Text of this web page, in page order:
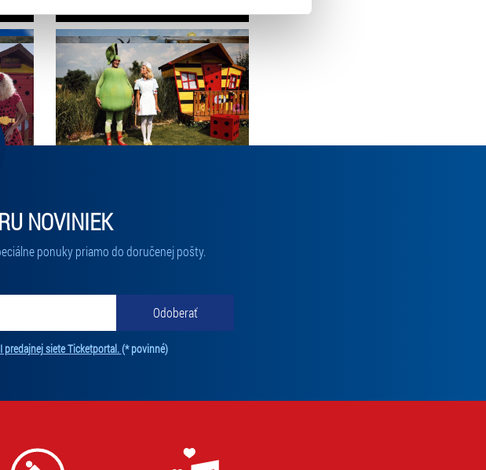
zaškrtnutím příslušné varianty. Svoji volbu
NOVINIEK
ponuky priamo do doručenej pošty.
Odoberať
stranami.
predajnej siete Ticketportal. (* povinné)Tento súhlas je povinný na odber newslettra. Bez súhlasu nie je možné vás